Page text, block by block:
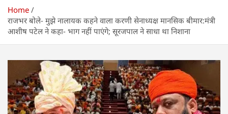
Home
राजभर बोले- मुझे नालायक कहने वाला करणी सेनाध्यक्ष मानसिक बीमार:मंत्री
आशीष पटेल ने कहा- भाग नहीं पाएंगे; सूरजपाल ने साधा था निशाना